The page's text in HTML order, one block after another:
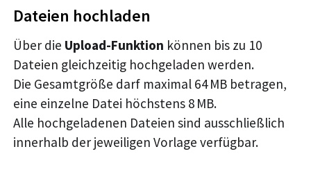
Dateien hochladen
Über die Upload-Funktion können bis zu 10
Dateien gleichzeitig hochgeladen werden.
Die Gesamtgröße darf maximal 64 MB betragen,
eine einzelne Datei höchstens 8 MB.
Alle hochgeladenen Dateien sind ausschließlich
innerhalb der jeweiligen Vorlage verfügbar.